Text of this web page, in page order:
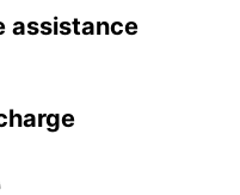
assistance